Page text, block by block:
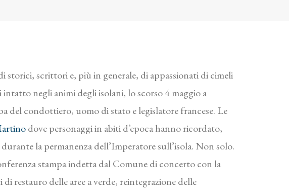
storici, scrittori e, più in generale, di appassionati di cimeli
negli animi degli isolani, lo scorso 4 maggio a
del condottiero, uomo di stato e legislatore francese. Le
dove personaggi in abiti d’epoca hanno ricordato,
la permanenza dell’Imperatore sull’isola. Non solo.
stampa indetta dal Comune di concerto con la
restauro delle aree a verde, reintegrazione delle